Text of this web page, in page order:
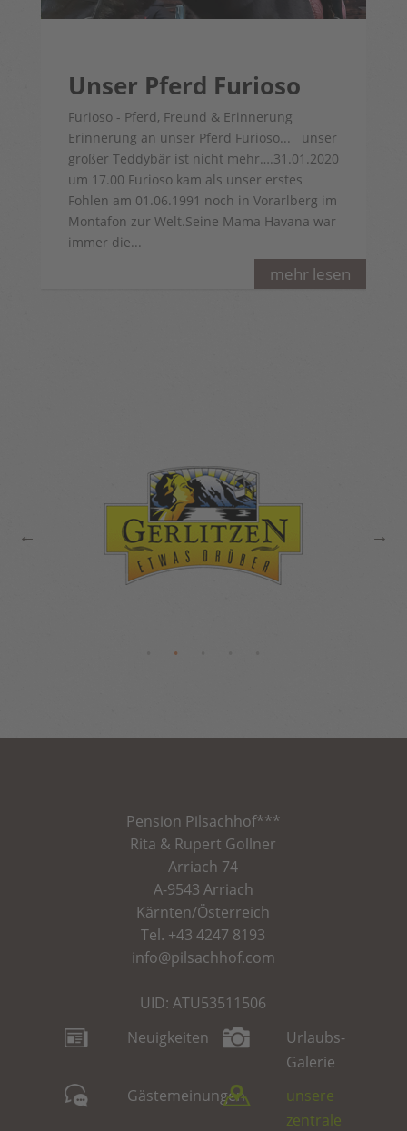
mehr lesen
Unser Pferd Furioso
Furioso - Pferd, Freund & Erinnerung
Erinnerung an unser Pferd Furioso... unser
großer Teddybär ist nicht mehr….31.01.2020
um 17.00 Furioso kam als unser erstes
Fohlen am 01.06.1991 noch in Vorarlberg im
Montafon zur Welt.Seine Mama Havana war
immer die...
Pension Pilsachhof***
Rita & Rupert Gollner
Arriach 74
A-9543 Arriach
Kärnten/Österreich
Tel. +43 4247 8193
info@pilsachhof.com
UID: ATU53511506
Neuigkeiten
Urlaubs-
Galerie
Gästemeinungen
unsere
zentrale